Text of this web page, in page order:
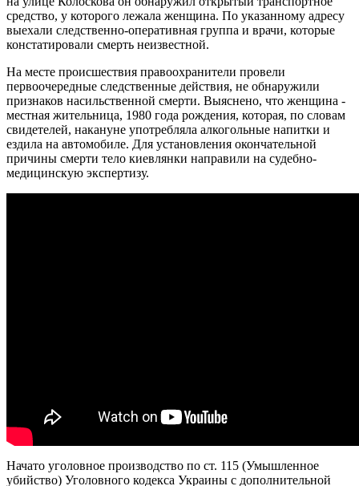
средство, у которого лежала женщина. По указанному адресу
выехали следственно-оперативная группа и врачи, которые
констатировали смерть неизвестной.
На месте происшествия правоохранители провели
первоочередные следственные действия, не обнаружили
признаков насильственной смерти. Выяснено, что женщина -
местная жительница, 1980 года рождения, которая, по словам
свидетелей, накануне употребляла алкогольные напитки и
ездила на автомобиле. Для установления окончательной
причины смерти тело киевлянки направили на судебно-
медицинскую экспертизу.
Начато уголовное производство по ст. 115 (Умышленное
убийство) Уголовного кодекса Украины с дополнительной